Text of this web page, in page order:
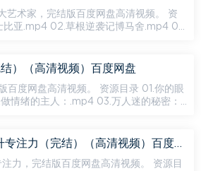
艺术家，完结版百度网盘高清视频。 资
比亚.mp4 02.草根逆袭记博马舍.mp4 03.
）（高清视频）百度网盘
百度网盘高清视频。 资源目录 01.你的眼
情绪的主人：.mp4 03.万人迷的秘密：.
芝麻学社瑜伽课-提升专注力（完结）（高清视频）百度网盘
力，完结版百度网盘高清视频。 资源目